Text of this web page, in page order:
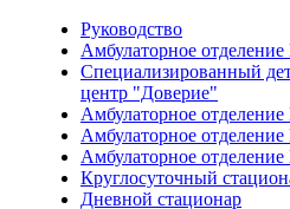
Руководство
Амбулаторное
Специализированный
центр "Доверие"
Амбулаторное
Амбулаторное
Амбулаторное
Круглосуточный
Дневной стационар